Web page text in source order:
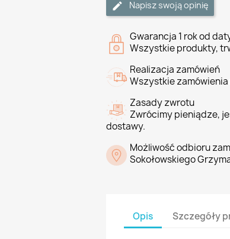
Napisz swoją opinię
Gwarancja 1 rok od
Wszystkie produkty,
Realizacja zamówień
Wszystkie
Zasady zwrotu
Zwrócimy pieniądze,
dostawy.
Możliwość odbioru
Sokołowskiego
Opis Szczegóły